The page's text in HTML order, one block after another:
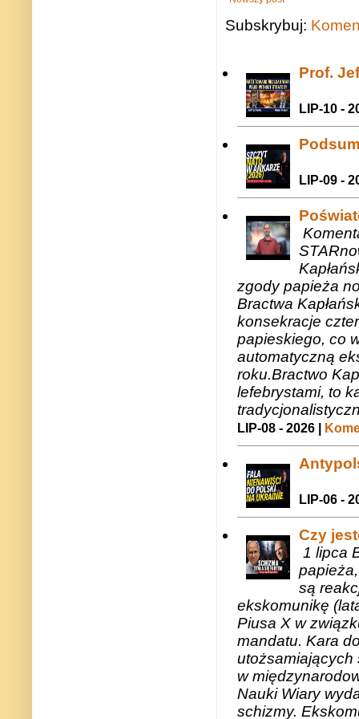
Subskrybuj:
Prof.
LIP-10 -
LIP-09 -
zgody papieża
Bractwa
konsekracje
papieskiego, co
automatyczną
roku.Bractwo
lefebrystami, to
LIP-08 - 2026 |
LIP-06 -
Czy
1 lipca
są
ekskomunikę
Piusa X w
mandatu. Kara
utożsamiających
w
Nauki Wiary
schizmy.